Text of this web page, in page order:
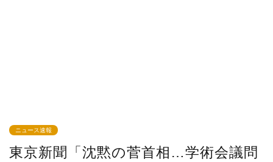
ニュース速報
東京新聞「沈黙の菅首相…学術会議問